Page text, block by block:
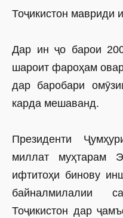
Тоҷикистон мавриди
Дар ин ҷо барои
шароит фароҳам
дар баробари
карда мешаванд.
Президенти
миллат муҳтарам
ифтитоҳи бинову
байналмилалии
Тоҷикистон дар